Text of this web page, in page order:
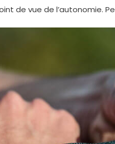
de vue de l’autonomie.